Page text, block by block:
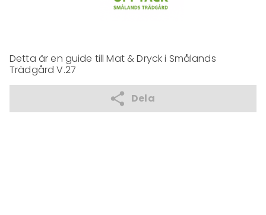
Detta är en guide till Mat & Dryck i Smålands
Trädgård V.27
Dela